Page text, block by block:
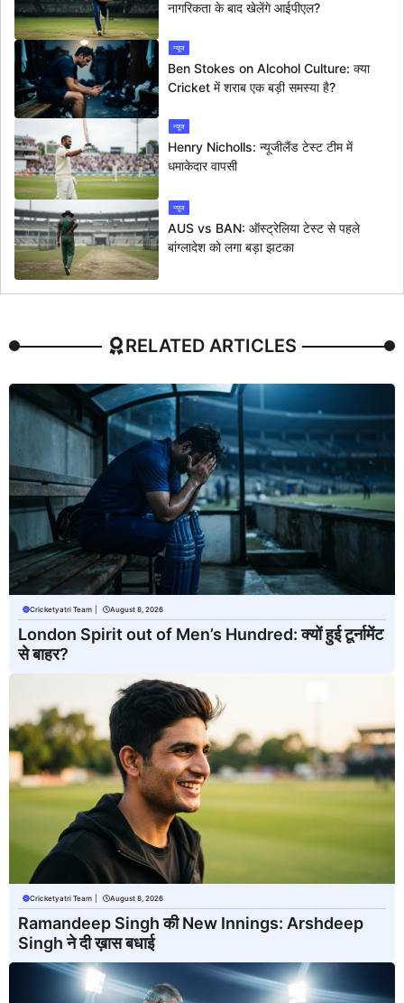
नागरिकता के बाद खेलेंगे आईपीएल?
न्यूज
Ben Stokes on Alcohol Culture: क्या
Cricket में शराब एक बड़ी समस्या है?
न्यूज
Henry Nicholls: न्यूजीलैंड टेस्ट टीम में
धमाकेदार वापसी
न्यूज
AUS vs BAN: ऑस्ट्रेलिया टेस्ट से पहले
बांग्लादेश को लगा बड़ा झटका
RELATED ARTICLES
Cricketyatri Team August 8, 2026
London Spirit out of Men’s Hundred: क्यों हुई टूर्नामेंट
से बाहर?
Cricketyatri Team August 8, 2026
Ramandeep Singh की New Innings: Arshdeep
Singh ने दी ख़ास बधाई